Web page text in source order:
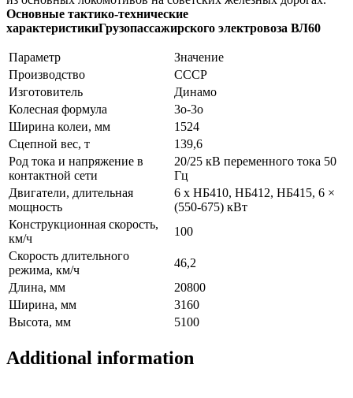
Основные тактико-технические
характеристикиГрузопассажирского электровоза ВЛ60
Параметр
Значение
Производство
СССР
Изготовитель
Динамо
Колесная формула
3о-3о
Ширина колеи, мм
1524
Сцепной вес, т
139,6
Род тока и напряжение в
контактной сети
20/25 кВ переменного тока 50
Гц
Двигатели, длительная
мощность
6 х НБ410, НБ412, НБ415, 6 ×
(550-675) кВт
Конструкционная скорость,
км/ч
100
Скорость длительного
режима, км/ч
46,2
Длина, мм
20800
Ширина, мм
3160
Высота, мм
5100
Additional information